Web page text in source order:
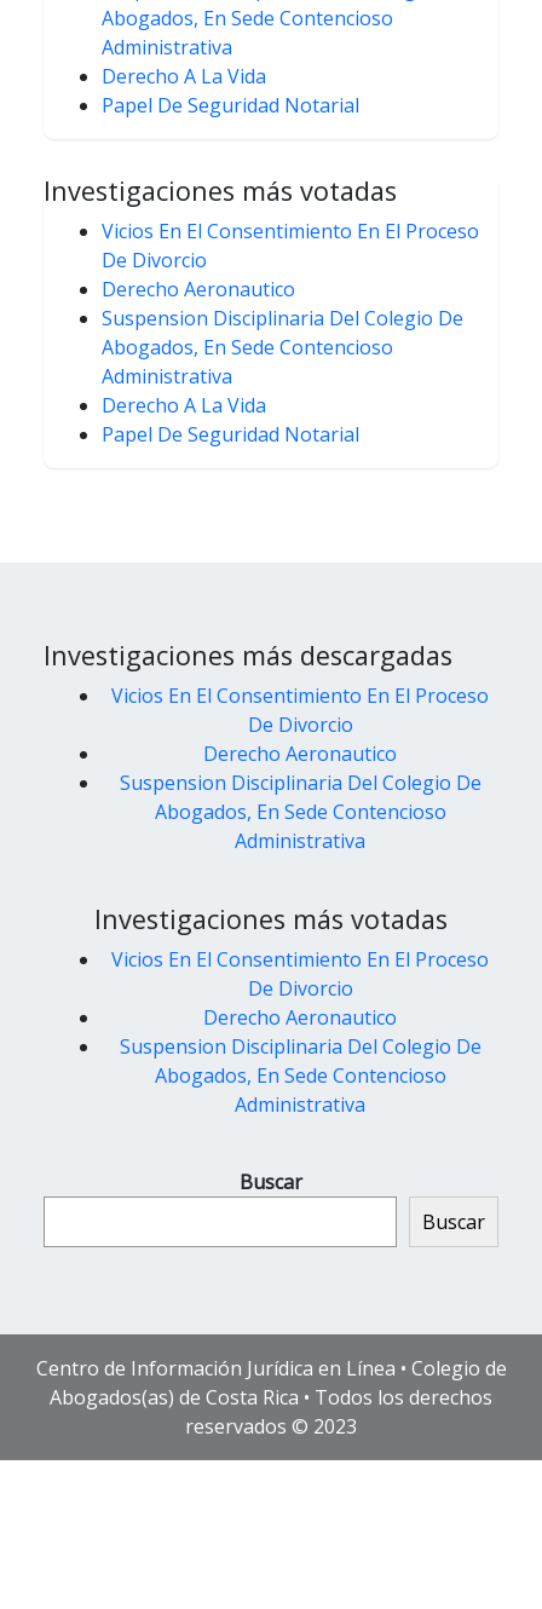
Abogados, En Sede Contencioso
Administrativa
Derecho A La Vida
Papel De Seguridad Notarial
Investigaciones más votadas
Vicios En El Consentimiento En El Proceso
De Divorcio
Derecho Aeronautico
Suspension Disciplinaria Del Colegio De
Abogados, En Sede Contencioso
Administrativa
Derecho A La Vida
Papel De Seguridad Notarial
Investigaciones más descargadas
Vicios En El Consentimiento En El Proceso
De Divorcio
Derecho Aeronautico
Suspension Disciplinaria Del Colegio De
Abogados, En Sede Contencioso
Administrativa
Investigaciones más votadas
Vicios En El Consentimiento En El Proceso
De Divorcio
Derecho Aeronautico
Suspension Disciplinaria Del Colegio De
Abogados, En Sede Contencioso
Administrativa
Buscar
Buscar
Centro de Información Jurídica en Línea • Colegio de
Abogados(as) de Costa Rica • Todos los derechos
reservados © 2023